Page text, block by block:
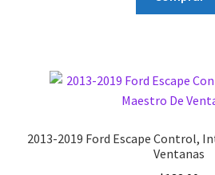
2013-2019 Ford Escape Control,
Ventanas